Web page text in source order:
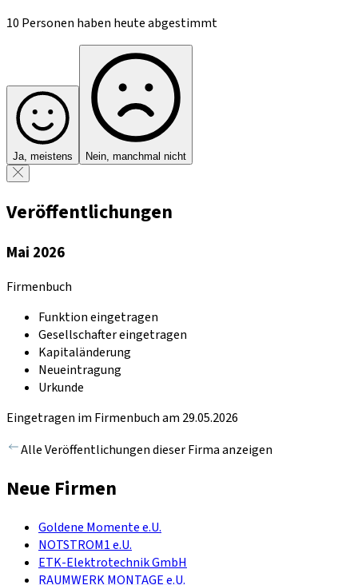
10 Personen haben heute abgestimmt
Ja, meistens Nein, manchmal nicht
Veröffentlichungen
Mai 2026
Firmenbuch
Funktion eingetragen
Gesellschafter eingetragen
Kapitaländerung
Neueintragung
Urkunde
Eingetragen im Firmenbuch am 29.05.2026
Alle Veröffentlichungen dieser Firma anzeigen
Neue Firmen
Goldene Momente e.U.
NOTSTROM1 e.U.
ETK-Elektrotechnik GmbH
RAUMWERK MONTAGE e.U.